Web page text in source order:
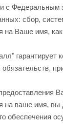
с
сбор,
на Ваше имя,
гарантирует
обязательств,
на ваше имя,
обеспечения